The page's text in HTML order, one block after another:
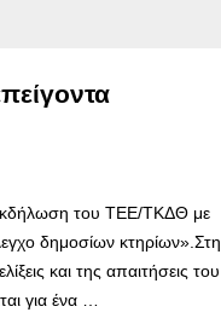
εκδήλωση του ΤΕΕ/ΤΚΔΘ με
δημοσίων κτηρίων».Στη
και της απαιτήσεις του
για ένα …